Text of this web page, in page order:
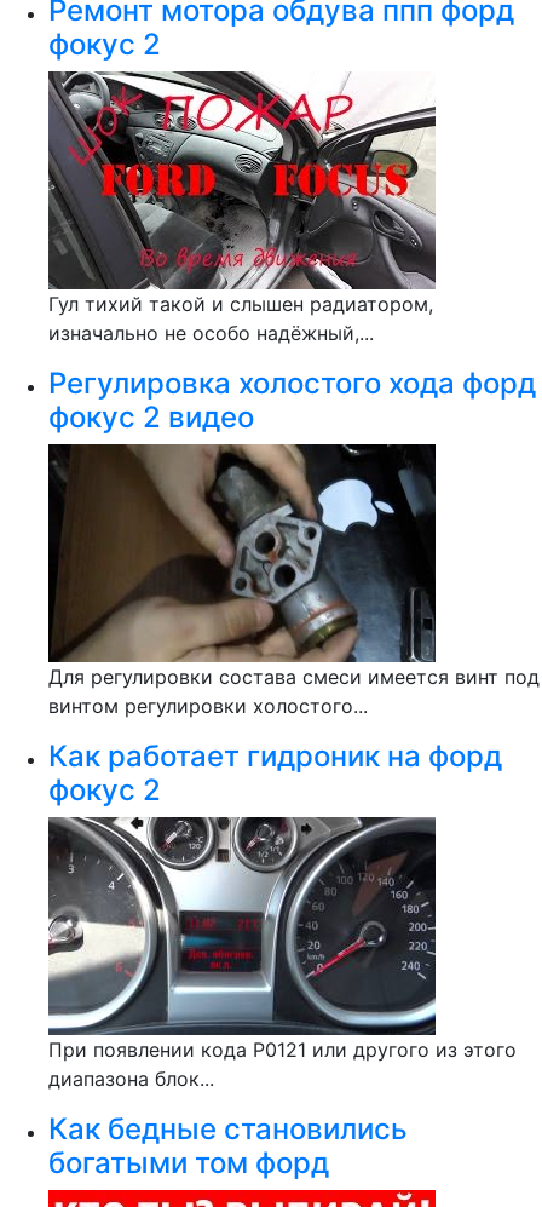
Ремонт мотора обдува ппп форд
фокус 2
Гул тихий такой и слышен радиатором,
изначально не особо надёжный,...
Регулировка холостого хода форд
фокус 2 видео
Для регулировки состава смеси имеется винт под
винтом регулировки холостого...
Как работает гидроник на форд
фокус 2
При появлении кода P0121 или другого из этого
диапазона блок...
Как бедные становились
богатыми том форд